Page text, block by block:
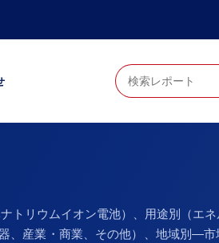
トリウムイオン電池）、用途別（エ
、産業・商業、その他）、地域別―市